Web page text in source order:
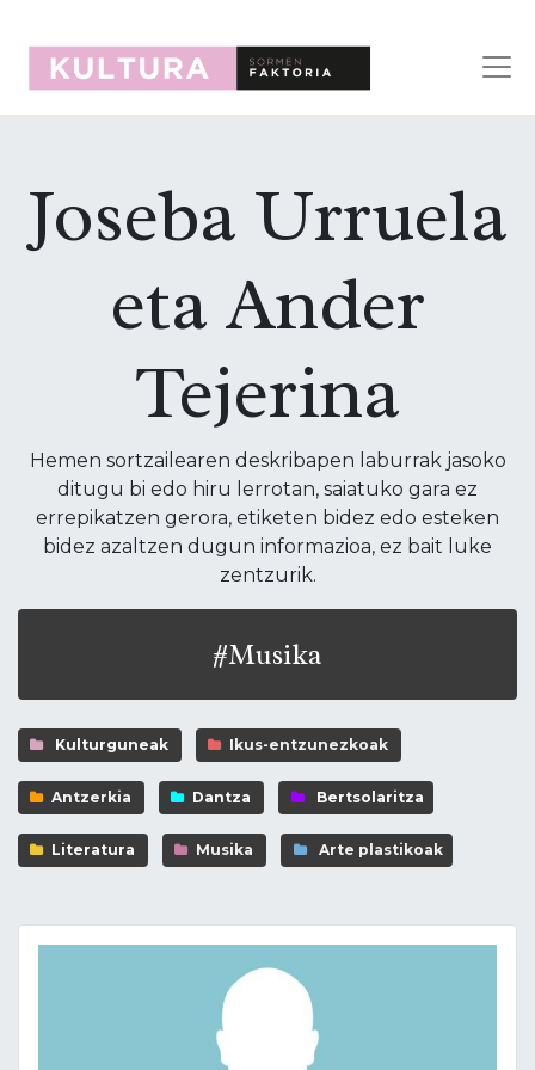
Joseba Urruela
eta Ander
Tejerina
Hemen sortzailearen deskribapen laburrak jasoko
ditugu bi edo hiru lerrotan, saiatuko gara ez
errepikatzen gerora, etiketen bidez edo esteken
bidez azaltzen dugun informazioa, ez bait luke
zentzurik.
#Musika
Kulturguneak Ikus-entzunezkoak
Antzerkia Dantza Bertsolaritza
Literatura Musika Arte plastikoak